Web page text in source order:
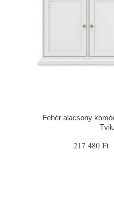
Fehér alacsony
217 480 Ft